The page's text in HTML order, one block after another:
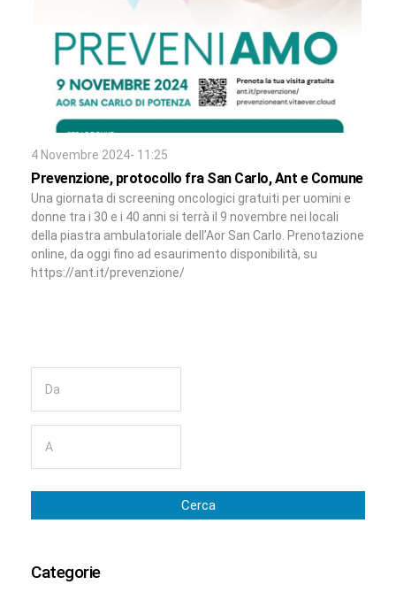
4 Novembre 2024- 11:25
Prevenzione, protocollo fra San Carlo, Ant e Comune
Una giornata di screening oncologici gratuiti per uomini e
donne tra i 30 e i 40 anni si terrà il 9 novembre nei locali
della piastra ambulatoriale dell’Aor San Carlo. Prenotazione
online, da oggi fino ad esaurimento disponibilità, su
https://ant.it/prevenzione/
Cerca
Categorie